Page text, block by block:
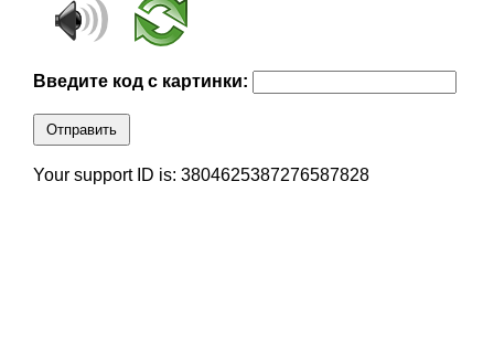
Введите код с картинки:
Отправить
Your support ID is: 3804625387276587828